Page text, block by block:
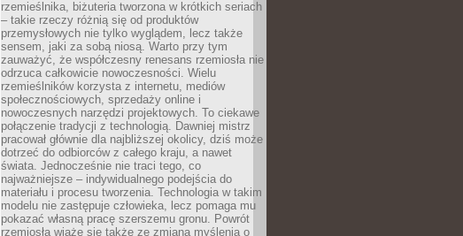
rzemieślnika, biżuteria tworzona w krótkich seriach
– takie rzeczy różnią się od produktów
przemysłowych nie tylko wyglądem, lecz także
sensem, jaki za sobą niosą. Warto przy tym
zauważyć, że współczesny renesans rzemiosła nie
odrzuca całkowicie nowoczesności. Wielu
rzemieślników korzysta z internetu, mediów
społecznościowych, sprzedaży online i
nowoczesnych narzędzi projektowych. To ciekawe
połączenie tradycji z technologią. Dawniej mistrz
pracował głównie dla najbliższej okolicy, dziś może
dotrzeć do odbiorców z całego kraju, a nawet
świata. Jednocześnie nie traci tego, co
najważniejsze – indywidualnego podejścia do
materiału i procesu tworzenia. Technologia w takim
modelu nie zastępuje człowieka, lecz pomaga mu
pokazać własną pracę szerszemu gronu. Powrót
rzemiosła wiąże się także ze zmianą myślenia o